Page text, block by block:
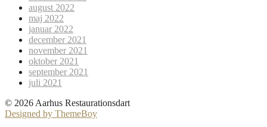
august 2022
maj 2022
januar 2022
december 2021
november 2021
oktober 2021
september 2021
juli 2021
© 2026 Aarhus Restaurationsdart
Designed by ThemeBoy